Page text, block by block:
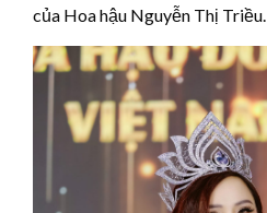
của Hoa hậu Nguyễn Thị Triều.